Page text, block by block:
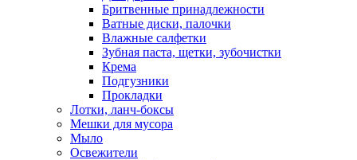
Бритвенные принадлежности
Ватные диски, палочки
Влажные салфетки
Зубная паста, щетки, зубочистки
Крема
Подгузники
Прокладки
Лотки, ланч-боксы
Мешки для мусора
Мыло
Освежители